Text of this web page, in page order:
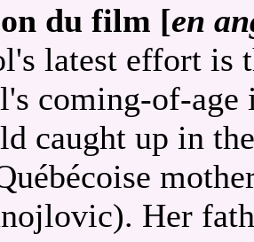
du film [en
latest effort is
coming-of-age
caught up in
Her